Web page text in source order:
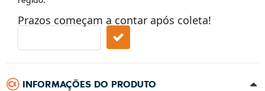
Prazos começam a contar após coleta!
INFORMAÇÕES DO PRODUTO